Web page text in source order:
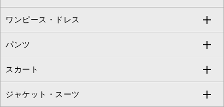
すべてのトップス
カットソー・Tシャツ
ブラウス・シャツ
ニット・セーター
ワンピース・ドレス
すべてのワンピース・ドレス
ワンピース
ドレス
パンツ
すべてのパンツ
フルレングスパンツ
スカート
すべてのスカート
ジャケット・スーツ